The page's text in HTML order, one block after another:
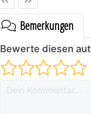
Bemerkungen
Bewerte diesen